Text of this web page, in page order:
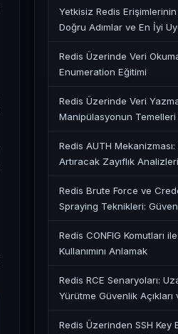
Yetkisiz Redis
Doğru Adımlar ve En İyi
Redis Üzerinde Veri
Enumeration Eğitimi
Redis Üzerinde Veri
Manipülasyonun Temelleri
Redis AUTH
Artıracak Zayıflık Analizleri
Redis Brute Force ve
Spraying Teknikleri:
Redis CONFIG Komutları
Kullanımını Anlamak
Redis RCE Senaryoları:
Yürütme Güvenlik
Redis Üzerinden SSH Key